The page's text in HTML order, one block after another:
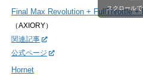
Final Max Revolution + FullThrottle +
（AXIORY）
関連記事
公式ページ
Hornet
スクロール